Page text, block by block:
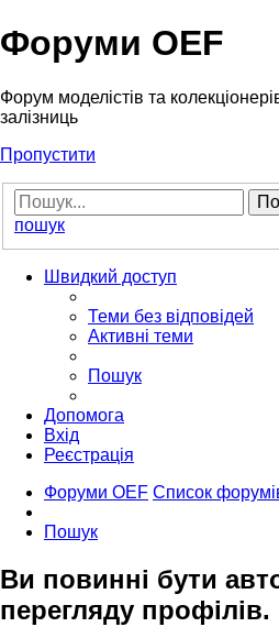
Форуми OEF
Форум моделістів та
залізниць
Пропустити
пошук
Швидкий доступ
Теми без відповідей
Активні теми
Пошук
Допомога
Вхід
Реєстрація
Форуми OEF Список
Пошук
Ви повинні бути
перегляду профілів.